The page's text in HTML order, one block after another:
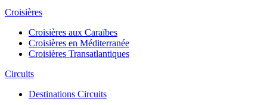
Croisières
Croisières aux Caraïbes
Croisières en Méditerranée
Croisières Transatlantiques
Circuits
Destinations Circuits